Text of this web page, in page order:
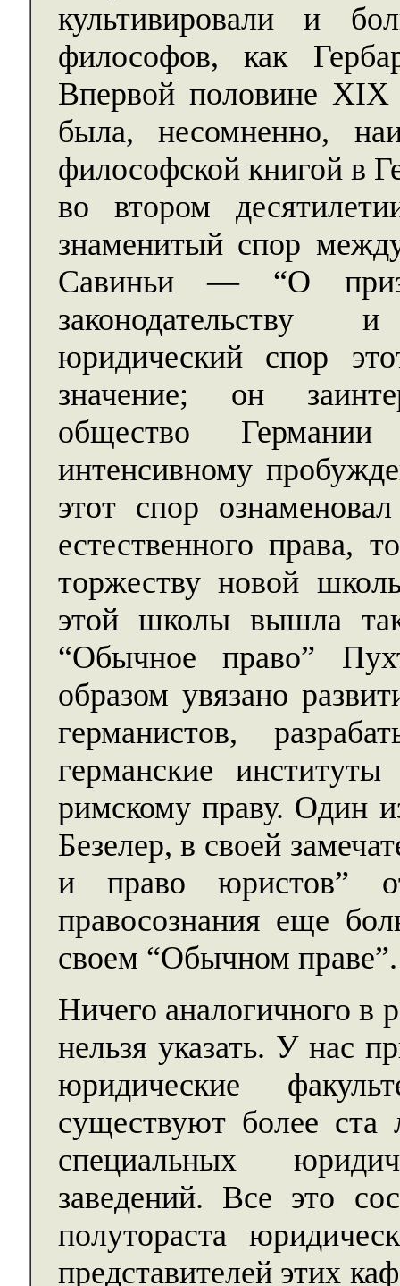
культивировали и
философов, как
Впервой половине XIX
была, несомненно,
философской книгой в
во втором
знаменитый спор
Савиньи — “О
юридический спор
значение; он
общество
интенсивному
этот спор
естественного
торжеству новой
этой школы вышла
“Обычное право”
образом увязано
германистов,
германские
римскому праву. Один
Безелер, в своей
и право юристов”
правосознания еще
своем “Обычном праве”.
Ничего аналогичного в
нельзя указать. У нас
юридические
существуют более ста
специальных
заведений. Все это
полутораста
представителей этих